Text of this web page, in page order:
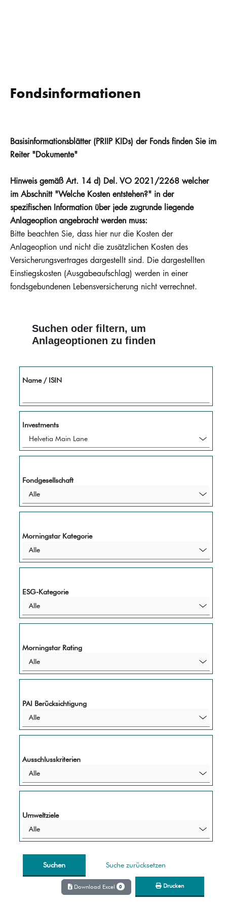
Fondsinformationen
Basisinformationsblätter (PRIIP KIDs) der Fonds finden Sie im
Reiter "Dokumente"
Hinweis gemäß Art. 14 d) Del. VO 2021/2268 welcher
im Abschnitt "Welche Kosten entstehen?" in der
spezifischen Information über jede zugrunde liegende
Anlageoption angebracht werden muss:
Bitte beachten Sie, dass hier nur die Kosten der
Anlageoption und nicht die zusätzlichen Kosten des
Versicherungsvertrages dargestellt sind. Die dargestellten
Einstiegskosten (Ausgabeaufschlag) werden in einer
fondsgebundenen Lebensversicherung nicht verrechnet.